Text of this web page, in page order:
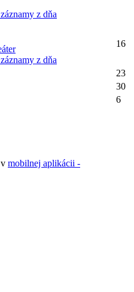
z dňa
z dňa
16
23
30
6
mobilnej aplikácii -